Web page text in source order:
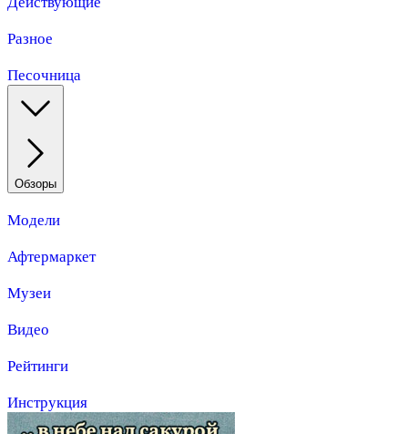
Разное
Песочница
Обзоры
Модели
Афтермаркет
Музеи
Видео
Рейтинги
Инструкция